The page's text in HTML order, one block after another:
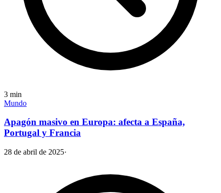
3 min
Mundo
Apagón masivo en Europa: afecta a España,
Portugal y Francia
28 de abril de 2025·